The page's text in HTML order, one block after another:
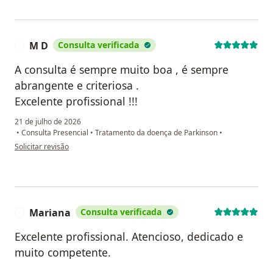
M D Consulta verificada
A consulta é sempre muito boa , é sempre
abrangente e criteriosa .
Excelente profissional !!!
21 de julho de 2026
• Consulta Presencial • Tratamento da doença de Parkinson •
na opinião do utilizador M D
Solicitar revisão
Mariana Consulta verificada
Excelente profissional. Atencioso, dedicado e
muito competente.